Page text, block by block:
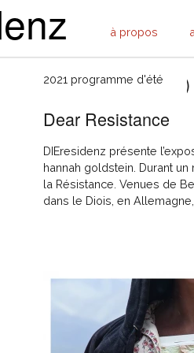
à propos
2021 programme d'été
claudia balsters
Dear Resistance
DIEresidenz présente
hannah goldstein. Durant
la Résistance. Venues de
dans le Diois, en